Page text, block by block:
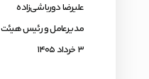
علیرضا دورباشی‌زاده
مدیرعامل و رئیس
۳ خرداد ۱۴۰۵